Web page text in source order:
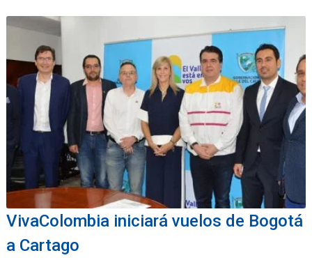
VivaColombia iniciará vuelos de Bogotá
a Cartago